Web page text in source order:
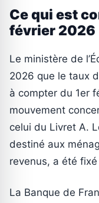
Ce qui est
février 2026
Le ministère de
2026 que le taux
à compter du 1er
mouvement
celui du Livret A.
destiné aux
revenus, a été fixé
La Banque de